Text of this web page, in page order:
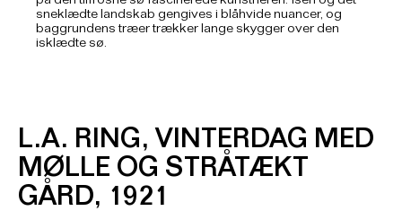
sneklædte landskab gengives i blåhvide nuancer, og
baggrundens træer trækker lange skygger over den
isklædte sø.
L.A. RING, VINTERDAG MED
MØLLE OG STRÅTÆKT
GÅRD, 1921